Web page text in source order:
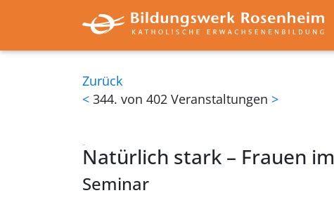
Zurück
< 344. von 402 Veranstaltungen >
Natürlich stark – Frauen
Seminar